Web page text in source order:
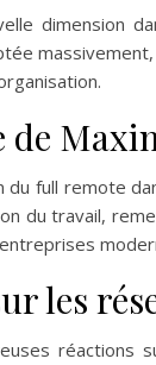
dimension
du full remote
du travail,
les
réactions